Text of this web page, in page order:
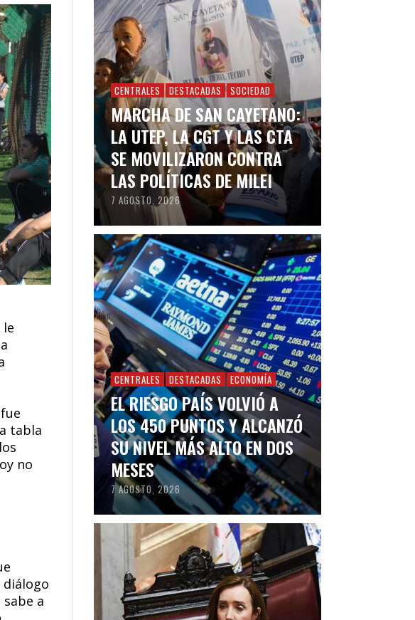
le
tabla
no
diálogo
a
CENTRALES DESTACADAS SOCIEDAD
MARCHA DE SAN CAYETANO:
LA UTEP, LA CGT Y LAS CTA
SE MOVILIZARON CONTRA
LAS POLÍTICAS DE MILEI
7 AGOSTO, 2026
CENTRALES DESTACADAS ECONOMÍA
EL RIESGO PAÍS VOLVIÓ A
LOS 450 PUNTOS Y ALCANZÓ
SU NIVEL MÁS ALTO EN DOS
MESES
7 AGOSTO, 2026